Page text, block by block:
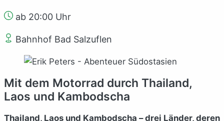
ab 20:00 Uhr
Bahnhof Bad Salzuflen
Mit dem Motorrad durch Thailand,
Laos und Kambodscha
Thailand, Laos und Kambodscha – drei Länder, deren